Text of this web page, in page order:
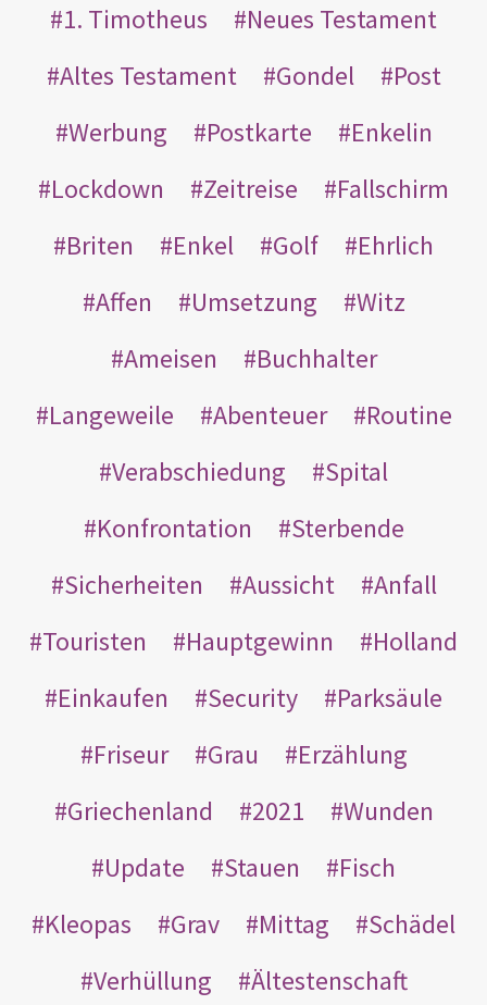
1. Timotheus
Neues Testament
Altes Testament
Gondel
Post
Werbung
Postkarte
Enkelin
Lockdown
Zeitreise
Fallschirm
Briten
Enkel Golf
Ehrlich
Affen
Umsetzung
Witz
Ameisen
Buchhalter
Langeweile
Abenteuer
Routine
Verabschiedung
Spital
Konfrontation
Sterbende
Sicherheiten
Aussicht
Anfall
Touristen
Hauptgewinn
Holland
Einkaufen
Security
Parksäule
Friseur
Grau
Erzählung
Griechenland
2021
Wunden
Update
Stauen
Fisch
Kleopas
Grav Mittag
Schädel
Verhüllung
Ältestenschaft